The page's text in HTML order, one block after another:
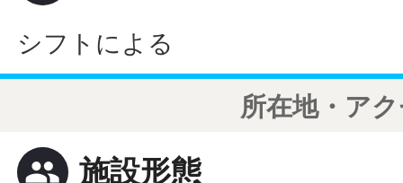
シフトによる
所在地・ア
people 施設形態